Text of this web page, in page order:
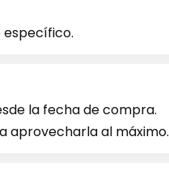
la fecha de compra.
aprovecharla al máximo.